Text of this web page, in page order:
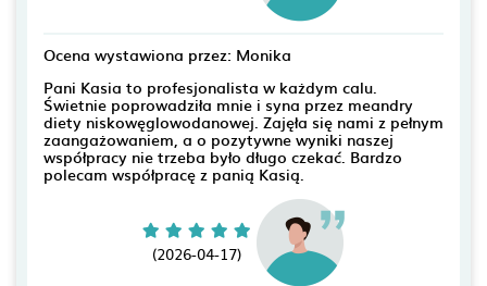
Ocena wystawiona przez: Monika
Pani Kasia to profesjonalista w każdym calu.
Świetnie poprowadziła mnie i syna przez meandry
diety niskowęglowodanowej. Zajęła się nami z pełnym
zaangażowaniem, a o pozytywne wyniki naszej
współpracy nie trzeba było długo czekać. Bardzo
polecam współpracę z panią Kasią.
(2026-04-17)